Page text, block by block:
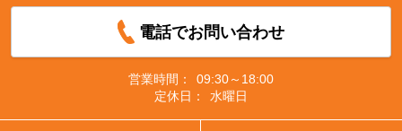
電話でお問い合わせ
営業時間：
09:30～18:00
定休日：
水曜日